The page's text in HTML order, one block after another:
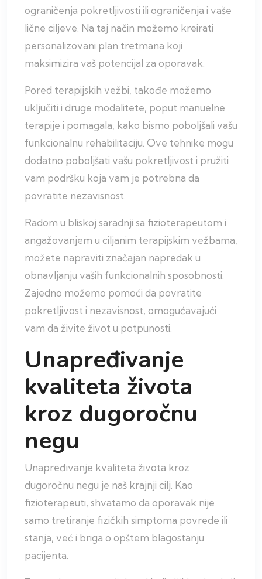
ograničenja pokretljivosti ili ograničenja i vaše
lične ciljeve. Na taj način možemo kreirati
personalizovani plan tretmana koji
maksimizira vaš potencijal za oporavak.
Pored terapijskih vežbi, takođe možemo
uključiti i druge modalitete, poput manuelne
terapije i pomagala, kako bismo poboljšali vašu
funkcionalnu rehabilitaciju. Ove tehnike mogu
dodatno poboljšati vašu pokretljivost i pružiti
vam podršku koja vam je potrebna da
povratite nezavisnost.
Radom u bliskoj saradnji sa fizioterapeutom i
angažovanjem u ciljanim terapijskim vežbama,
možete napraviti značajan napredak u
obnavljanju vaših funkcionalnih sposobnosti.
Zajedno možemo pomoći da povratite
pokretljivost i nezavisnost, omogućavajući
vam da živite život u potpunosti.
Unapređivanje
kvaliteta života
kroz dugoročnu
negu
Unapređivanje kvaliteta života kroz
dugoročnu negu je naš krajnji cilj. Kao
fizioterapeuti, shvatamo da oporavak nije
samo tretiranje fizičkih simptoma povrede ili
stanja, već i briga o opštem blagostanju
pacijenta.